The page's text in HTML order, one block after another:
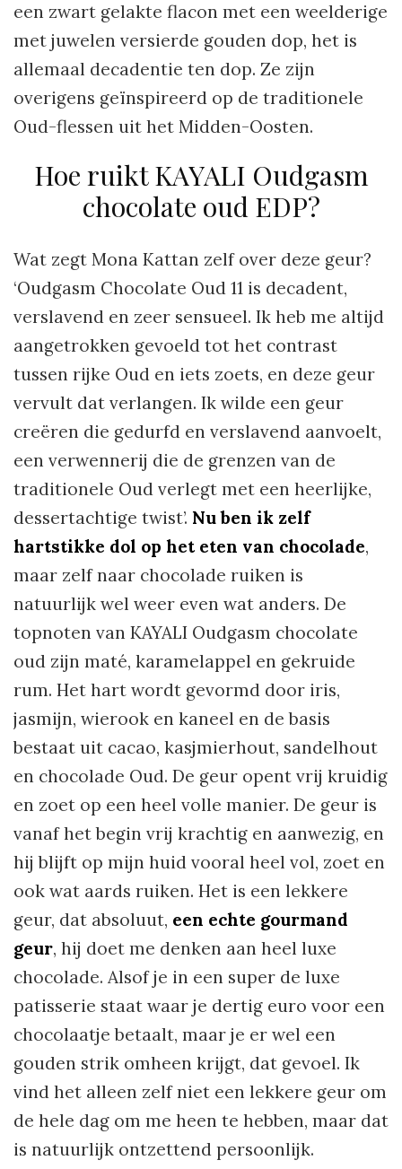
een zwart gelakte flacon met een weelderige
met juwelen versierde gouden dop, het is
allemaal decadentie ten dop. Ze zijn
overigens geïnspireerd op de traditionele
Oud-flessen uit het Midden-Oosten.
Hoe ruikt KAYALI Oudgasm
chocolate oud EDP?
Wat zegt Mona Kattan zelf over deze geur?
‘Oudgasm Chocolate Oud 11 is decadent,
verslavend en zeer sensueel. Ik heb me altijd
aangetrokken gevoeld tot het contrast
tussen rijke Oud en iets zoets, en deze geur
vervult dat verlangen. Ik wilde een geur
creëren die gedurfd en verslavend aanvoelt,
een verwennerij die de grenzen van de
traditionele Oud verlegt met een heerlijke,
dessertachtige twist’. Nu ben ik zelf
hartstikke dol op het eten van chocolade,
maar zelf naar chocolade ruiken is
natuurlijk wel weer even wat anders. De
topnoten van KAYALI Oudgasm chocolate
oud zijn maté, karamelappel en gekruide
rum. Het hart wordt gevormd door iris,
jasmijn, wierook en kaneel en de basis
bestaat uit cacao, kasjmierhout, sandelhout
en chocolade Oud. De geur opent vrij kruidig
en zoet op een heel volle manier. De geur is
vanaf het begin vrij krachtig en aanwezig, en
hij blijft op mijn huid vooral heel vol, zoet en
ook wat aards ruiken. Het is een lekkere
geur, dat absoluut, een echte gourmand
geur, hij doet me denken aan heel luxe
chocolade. Alsof je in een super de luxe
patisserie staat waar je dertig euro voor een
chocolaatje betaalt, maar je er wel een
gouden strik omheen krijgt, dat gevoel. Ik
vind het alleen zelf niet een lekkere geur om
de hele dag om me heen te hebben, maar dat
is natuurlijk ontzettend persoonlijk.